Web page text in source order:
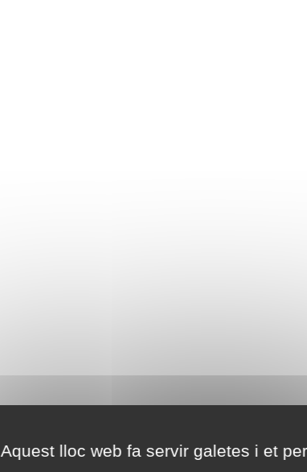
Aquest lloc web fa servir galetes i et